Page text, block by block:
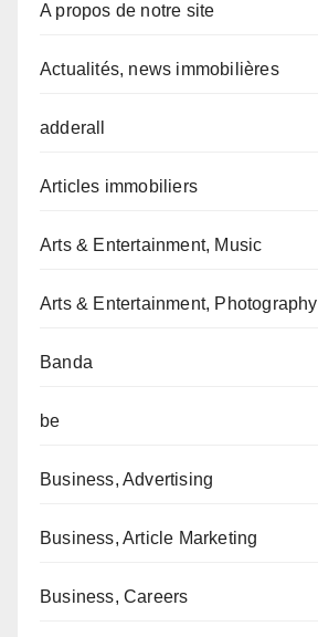
A propos de notre site
Actualités, news immobilières
adderall
Articles immobiliers
Arts & Entertainment, Music
Arts & Entertainment, Photography
Banda
be
Business, Advertising
Business, Article Marketing
Business, Careers